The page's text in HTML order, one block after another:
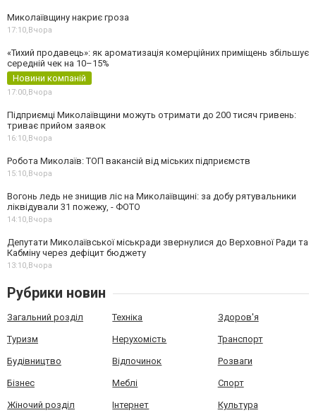
Миколаївщину накриє гроза
17:10, Вчора
«Тихий продавець»: як ароматизація комерційних приміщень збільшує
середній чек на 10–15%
Новини компаній
17:00, Вчора
Підприємці Миколаївщини можуть отримати до 200 тисяч гривень:
триває прийом заявок
16:10, Вчора
Робота Миколаїв: ТОП вакансій від міських підприємств
15:10, Вчора
Вогонь ледь не знищив ліс на Миколаївщині: за добу рятувальники
ліквідували 31 пожежу, - ФОТО
14:10, Вчора
Депутати Миколаївської міськради звернулися до Верховної Ради та
Кабміну через дефіцит бюджету
13:10, Вчора
Рубрики новин
Загальний розділ Техніка Здоров'я
Туризм Нерухомість Транспорт
Будівництво Відпочинок Розваги
Бізнес Меблі Спорт
Жіночий розділ Інтернет Культура